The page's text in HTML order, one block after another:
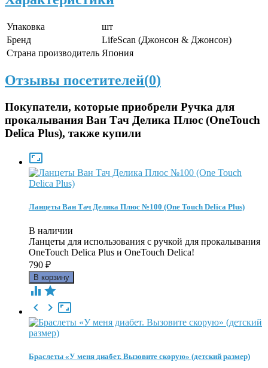
Упаковка
шт
Бренд
LifeScan (Джонсон & Джонсон)
Страна производитель Япония
Отзывы посетителей(0)
Покупатели, которые приобрели Ручка для
прокалывания Ван Тач Делика Плюс (OneTouch
Delica Plus), также купили

Ланцеты Ван Тач Делика Плюс №100 (One Touch Delica Plus)
В наличии
Ланцеты для использования с ручкой для прокалывания
OneTouch Delica Plus и OneTouch Delica!
790 ₽
 

 
Браслеты «У меня диабет. Вызовите скорую» (детский размер)